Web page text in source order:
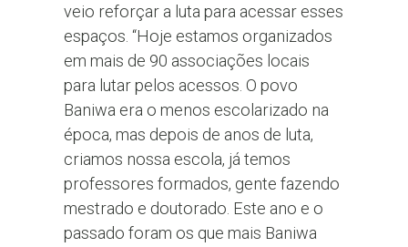
veio reforçar a luta para acessar esses
espaços. “Hoje estamos organizados
em mais de 90 associações locais
para lutar pelos acessos. O povo
Baniwa era o menos escolarizado na
época, mas depois de anos de luta,
criamos nossa escola, já temos
professores formados, gente fazendo
mestrado e doutorado. Este ano e o
passado foram os que mais Baniwa